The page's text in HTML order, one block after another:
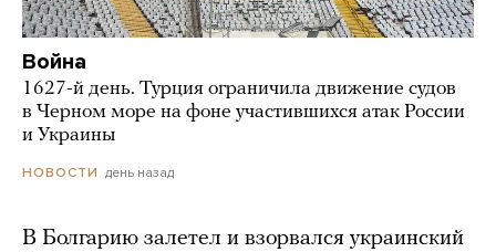
Война
1627-й день. Турция ограничила движение судов
в Черном море на фоне участившихся атак России
и Украины
НОВОСТИ день назад
В Болгарию залетел и взорвался украинский